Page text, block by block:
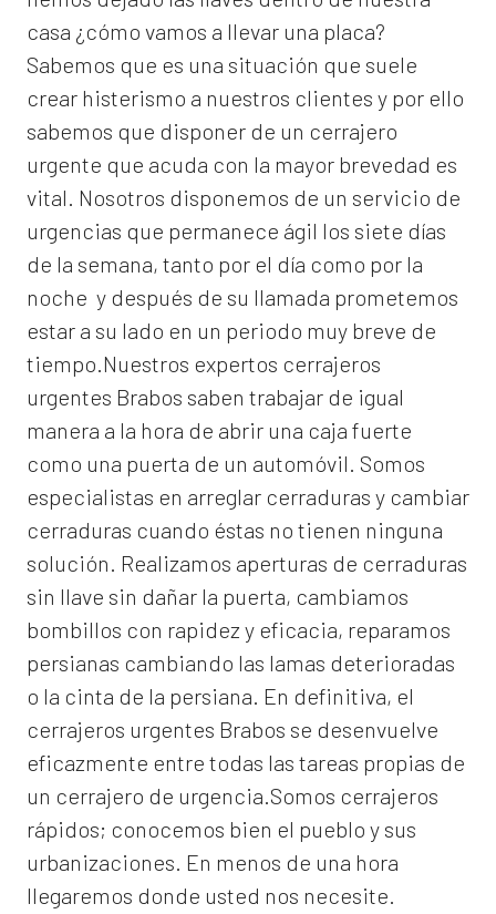
casa ¿cómo vamos a llevar una placa?
Sabemos que es una situación que suele
crear histerismo a nuestros clientes y por ello
sabemos que disponer de un cerrajero
urgente que acuda con la mayor brevedad es
vital. Nosotros disponemos de un servicio de
urgencias que permanece ágil los siete días
de la semana, tanto por el día como por la
noche y después de su llamada prometemos
estar a su lado en un periodo muy breve de
tiempo.Nuestros expertos cerrajeros
urgentes Brabos saben trabajar de igual
manera a la hora de abrir una caja fuerte
como una puerta de un automóvil. Somos
especialistas en arreglar cerraduras y cambiar
cerraduras cuando éstas no tienen ninguna
solución. Realizamos aperturas de cerraduras
sin llave sin dañar la puerta, cambiamos
bombillos con rapidez y eficacia, reparamos
persianas cambiando las lamas deterioradas
o la cinta de la persiana. En definitiva, el
cerrajeros urgentes Brabos se desenvuelve
eficazmente entre todas las tareas propias de
un cerrajero de urgencia.Somos cerrajeros
rápidos; conocemos bien el pueblo y sus
urbanizaciones. En menos de una hora
llegaremos donde usted nos necesite.